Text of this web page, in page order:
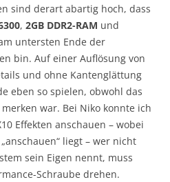
sind derart abartig hoch, dass
, 2GB DDR2-RAM und
untersten Ende der
bin. Auf einer Auflösung von
und ohne Kantenglättung
eben so spielen, obwohl das
war. Bei Niko konnte ich
Effekten anschauen – wobei
liegt – wer nicht
sein Eigen nennt, muss
Schraube drehen.